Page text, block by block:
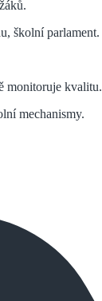
školní parlament.
monitoruje kvalitu.
mechanismy.